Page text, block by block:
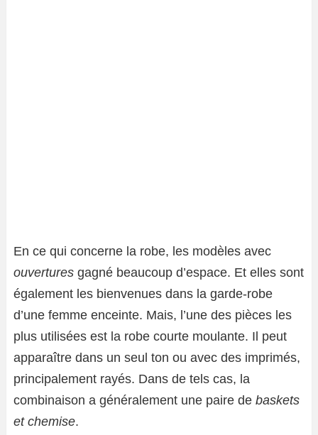
En ce qui concerne la robe, les modèles avec
ouvertures gagné beaucoup d’espace. Et elles sont
également les bienvenues dans la garde-robe
d’une femme enceinte. Mais, l’une des pièces les
plus utilisées est la robe courte moulante. Il peut
apparaître dans un seul ton ou avec des imprimés,
principalement rayés. Dans de tels cas, la
combinaison a généralement une paire de baskets
et chemise.